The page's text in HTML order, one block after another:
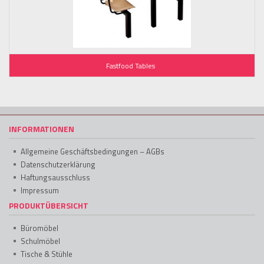
Fastfood Tables
INFORMATIONEN
Allgemeine Geschäftsbedingungen – AGBs
Datenschutzerklärung
Haftungsausschluss
Impressum
PRODUKTÜBERSICHT
Büromöbel
Schulmöbel
Tische & Stühle